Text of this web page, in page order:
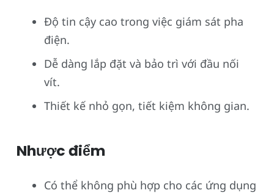
Độ tin cậy cao trong việc giám sát pha
điện.
Dễ dàng lắp đặt và bảo trì với đầu nối
vít.
Thiết kế nhỏ gọn, tiết kiệm không gian.
Nhược điểm
Có thể không phù hợp cho các ứng dụng